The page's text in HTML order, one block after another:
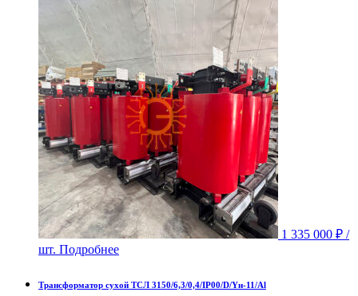
1 335 000 ₽ /
шт. Подробнее
Трансформатор сухой ТСЛ 3150/6,3/0,4/IP00/D/Yн-11/Al